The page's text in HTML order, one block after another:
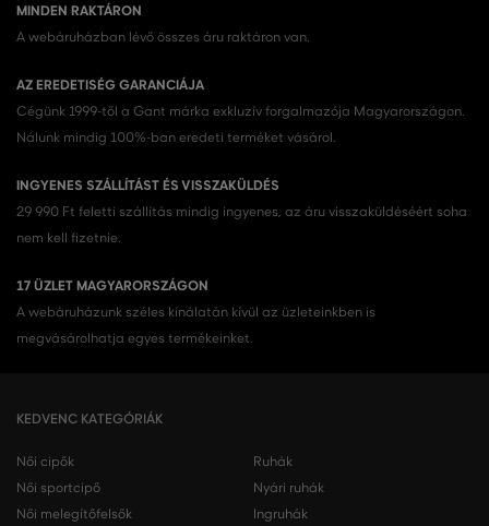
MINDEN RAKTÁRON
A webáruházban lévő összes áru raktáron van.
AZ EREDETISÉG GARANCIÁJA
Cégünk 1999-től a Gant márka exkluzív forgalmazója Magyarországon.
Nálunk mindig 100%-ban eredeti terméket vásárol.
INGYENES SZÁLLÍTÁST ÉS VISSZAKÜLDÉS
29 990 Ft feletti szállítás mindig ingyenes, az áru visszaküldéséért soha
nem kell fizetnie.
17 ÜZLET MAGYARORSZÁGON
A webáruházunk széles kínálatán kívül az üzleteinkben is
megvásárolhatja egyes termékeinket.
KEDVENC KATEGÓRIÁK
Női cipők
Női sportcipő
Női melegítőfelsők
Ruhák
Nyári ruhák
Ingruhák